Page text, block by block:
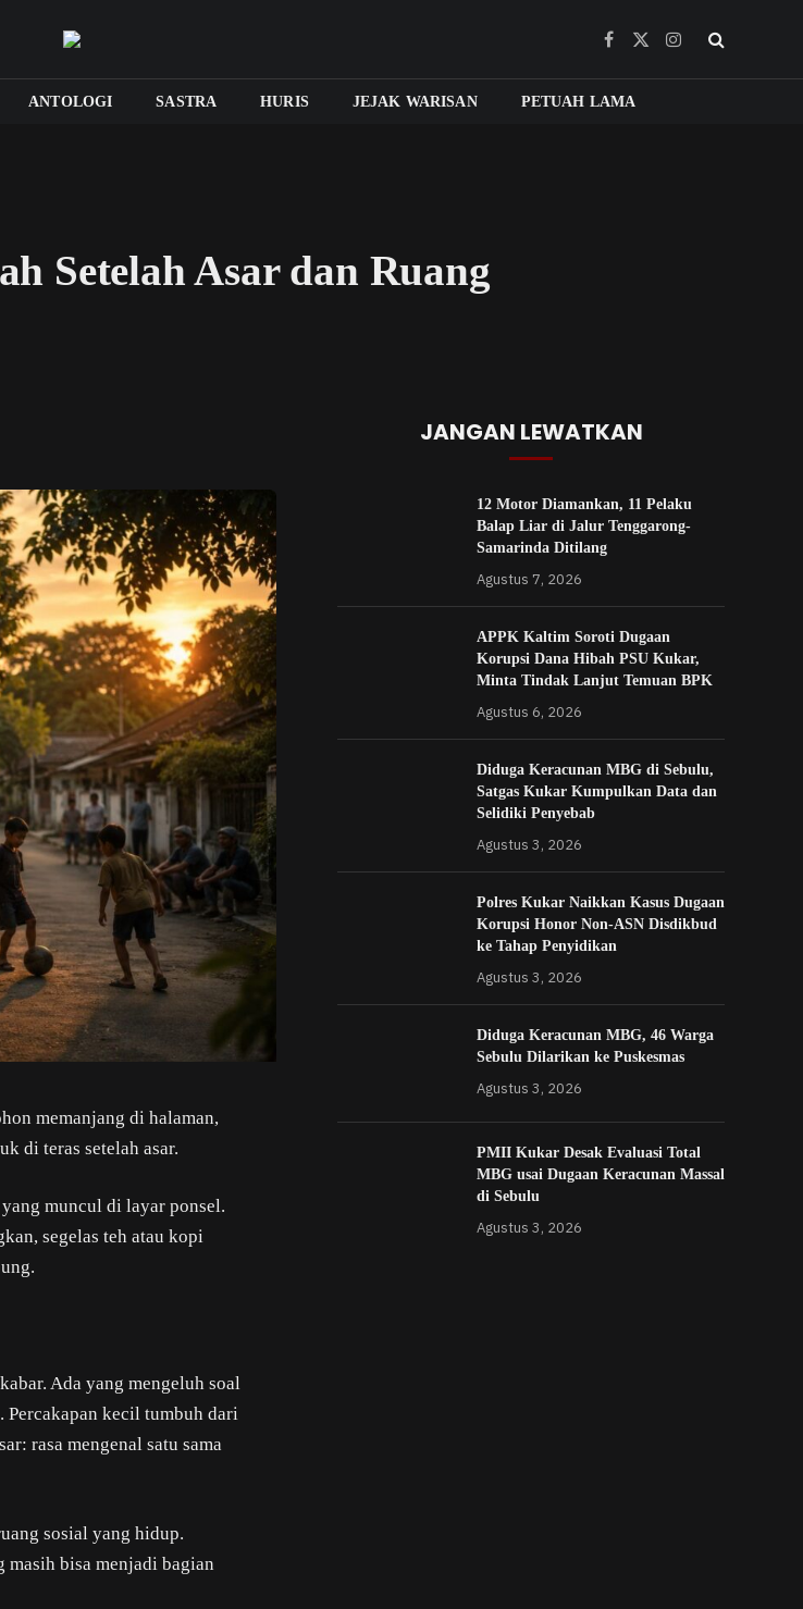
Facebook
X
Instagram
ANTOLOGI SASTRA HURIS JEJAK WARISAN PETUAH LAMA
Setelah Asar dan Ruang
memanjang di halaman,
di teras setelah asar.
muncul di layar ponsel.
segelas teh atau kopi
Ada yang mengeluh soal
Percakapan kecil tumbuh dari
rasa mengenal satu sama
sosial yang hidup.
masih bisa menjadi bagian
JANGAN LEWATKAN
12 Motor Diamankan, 11 Pelaku
Balap Liar di Jalur Tenggarong-
Samarinda Ditilang
Agustus 7, 2026
APPK Kaltim Soroti Dugaan
Korupsi Dana Hibah PSU Kukar,
Minta Tindak Lanjut Temuan BPK
Agustus 6, 2026
Diduga Keracunan MBG di Sebulu,
Satgas Kukar Kumpulkan Data dan
Selidiki Penyebab
Agustus 3, 2026
Polres Kukar Naikkan Kasus Dugaan
Korupsi Honor Non-ASN Disdikbud
ke Tahap Penyidikan
Agustus 3, 2026
Diduga Keracunan MBG, 46 Warga
Sebulu Dilarikan ke Puskesmas
Agustus 3, 2026
PMII Kukar Desak Evaluasi Total
MBG usai Dugaan Keracunan Massal
di Sebulu
Agustus 3, 2026